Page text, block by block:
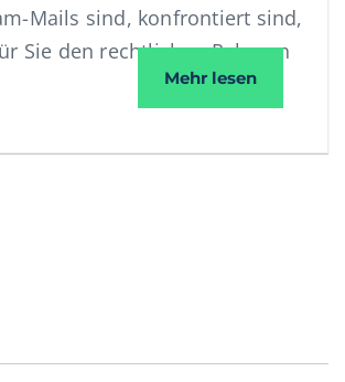
Mails sind, konfrontiert sind,
Sie den rechtlichen Rahmen
Mehr lesenZum